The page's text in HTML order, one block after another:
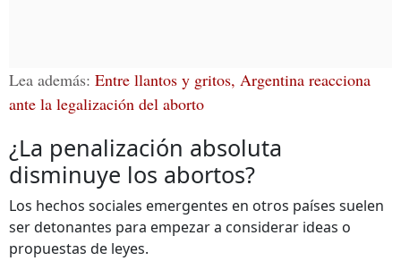
Lea además: Entre llantos y gritos, Argentina reacciona
ante la legalización del aborto
¿La penalización absoluta
disminuye los abortos?
Los hechos sociales emergentes en otros países suelen
ser detonantes para empezar a considerar ideas o
propuestas de leyes.